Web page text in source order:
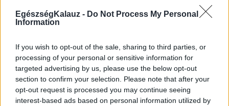
EgészségKalauz - Do Not Process My Personal
Information
If you wish to opt-out of the sale, sharing to third parties, or
processing of your personal or sensitive information for
targeted advertising by us, please use the below opt-out
section to confirm your selection. Please note that after your
opt-out request is processed you may continue seeing
interest-based ads based on personal information utilized by
Tünet
Vizsgálat
Életmódváltás
Kutatás
Prevenció
Hírek
Videók
Kisállatok egészsége